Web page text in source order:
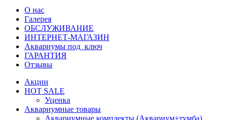
О нас
Галерея
ОБСЛУЖИВАНИЕ
ИНТЕРНЕТ-МАГАЗИН
Аквариумы под ключ
ГАРАНТИЯ
Отзывы
Акции
HOT SALE
Уценка
Аквариумные товары
Аквариумные комплекты (Аквариум+тумба)